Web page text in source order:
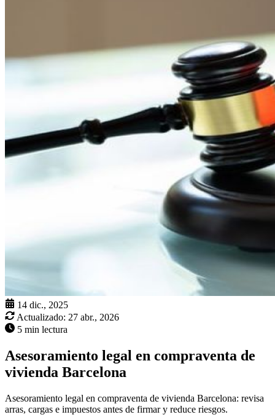
14 dic., 2025
Actualizado: 27 abr., 2026
5 min lectura
Asesoramiento legal en compraventa de
vivienda Barcelona
Asesoramiento legal en compraventa de vivienda Barcelona: revisa
arras, cargas e impuestos antes de firmar y reduce riesgos.